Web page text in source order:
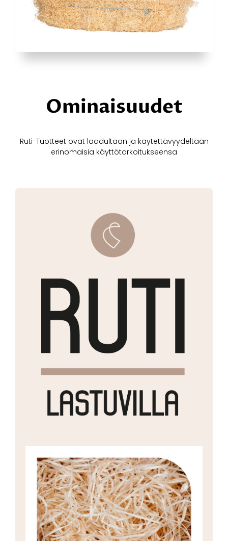
Ominaisuudet
Ruti-Tuotteet ovat laadultaan ja käytettävyydeltään
erinomaisia käyttötarkoitukseensa